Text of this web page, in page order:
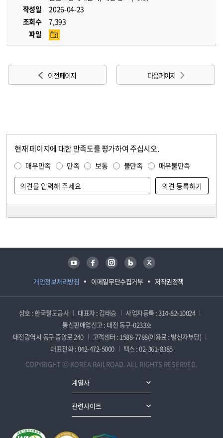
작성일
2026-04-23
조회수
7,393
파일
이전 페이지 다음 페이지
현재 페이지에 대한 만족도를 평가하여 주십시오.
매우만족 만족 보통 불만족 매우불만족
개인정보처리방침 이메일무단수집거부 저작권정책
유튜브 페이스북 인스타그램 블로그 트위터
상호 : 한국철도공사 대표자 : 김태승
사업자등록 : 314-82-10024
통신판매업신고 : 대전 동구-0233호
대전광역시 동구 중앙로 240
고객센터 : 1588-7788(이용료 : 발신자부담)
대표전화 : 042-472-5000
팩스 : 02-361-8385
COPYRIGHT ⓒ KOREA RAILROAD. ALL RIGHTS RESERVED.
계열사
관련사이트